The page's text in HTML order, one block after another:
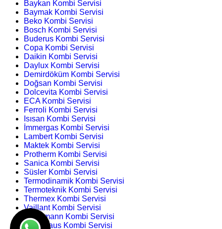
Baykan Kombi Servisi
Baymak Kombi Servisi
Beko Kombi Servisi
Bosch Kombi Servisi
Buderus Kombi Servisi
Copa Kombi Servisi
Daikin Kombi Servisi
Daylux Kombi Servisi
Demirdöküm Kombi Servisi
Doğsan Kombi Servisi
Dolcevita Kombi Servisi
ECA Kombi Servisi
Ferroli Kombi Servisi
Isısan Kombi Servisi
İmmergas Kombi Servisi
Lambert Kombi Servisi
Maktek Kombi Servisi
Protherm Kombi Servisi
Sanica Kombi Servisi
Süsler Kombi Servisi
Termodinamik Kombi Servisi
Termoteknik Kombi Servisi
Thermex Kombi Servisi
Vaillant Kombi Servisi
Viessmann Kombi Servisi
Warmhaus Kombi Servisi